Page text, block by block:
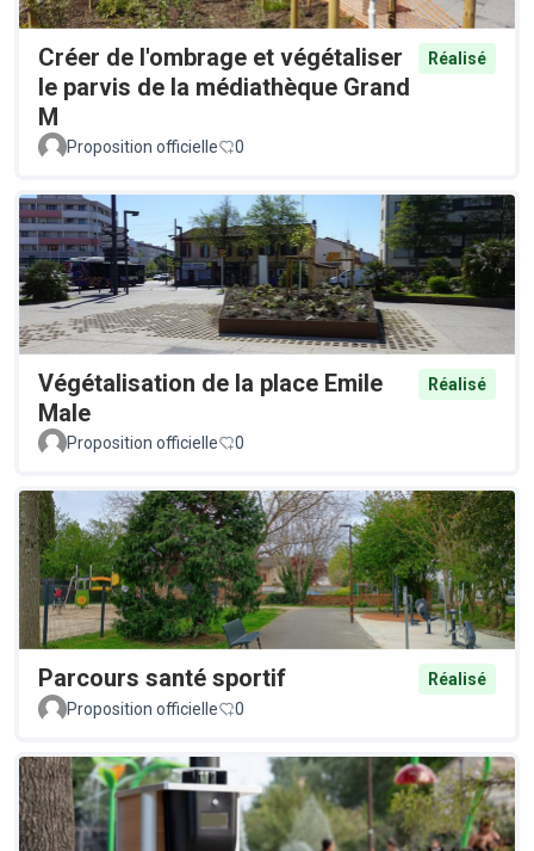
Créer de l'ombrage et végétaliser
le parvis de la médiathèque Grand
M
Réalisé
Proposition officielle 0
Végétalisation de la place Emile
Male
Réalisé
Proposition officielle 0
Parcours santé sportif
Réalisé
Proposition officielle
0